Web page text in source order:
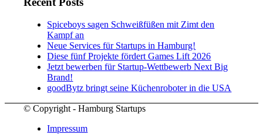
Spiceboys sagen Schweißfüßen mit Zimt den
Kampf an
Neue Services für Startups in Hamburg!
Diese fünf Projekte fördert Games Lift 2026
Jetzt bewerben für Startup-Wettbewerb Next Big
Brand!
goodBytz bringt seine Küchenroboter in die USA
© Copyright - Hamburg Startups
Impressum